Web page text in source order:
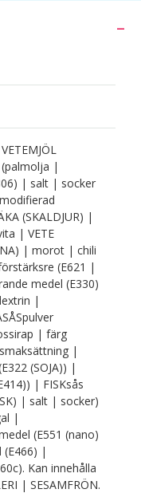
|
| salt | socker
(SKALDJUR) |
| VETE
| morot | chili
(E621 |
medel (E330)
|
| färg
|
(SOJA)) |
| FISKsås
| salt | socker)
|
(E551 (nano)
|
Kan innehålla
| SESAMFRÖN.